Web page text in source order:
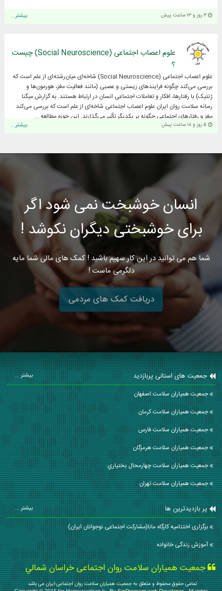
۳ روز و ۱۳ ساعت پیش بیشتر...
علوم اعصاب اجتماعی (Social Neuroscience) چیست
؟
علوم اعصاب اجتماعی (Social Neuroscience) شاخه‌ای میان‌رشته‌ای از علم است که
بررسی می‌کند چگونه فرایندهای زیستی و عصبی (مانند فعالیت مغز، هورمون‌ها و
ژنتیک) با رفتارها، افکار و تعاملات اجتماعی انسان در ارتباط هستند. به گزارش میگنا
رسانه سلامت روان ایران علوم اعصاب اجتماعی شاخه‌ای از علم است که بررسی می‌کند
مغز و رفتارهای اجتماعی چگونه بر یکدیگر تأثیر می‌گذارند. این حوزه مطالعه ...
۵ روز و ۱۸ ساعت پیش بیشتر...
انسان خوشبخت نمی شود اگر
برای خوشبختی دیگران نکوشد !
شما هم می توانید در این کار سهیم باشید ! کمک های مالی شما مایه
دلگرمی ماست !
دریافت کمک های مردمی
جمعیت های استانی پربازدید بیشتر ...
جمعیت همیاران سلامت اصفهان
جمعیت همیاران سلامت كرمان
جمعیت همیاران سلامت فارس
جمعیت همیاران سلامت هرمزگان
جمعیت همیاران سلامت چهارمحال بختياري
جمعیت همیاران سلامت تهران
پر بازدیدترین ها بیشتر ...
برگزاری اختتامیه کارگاه مانا(مشارکت اجتماعی نوجوانان ایران)
آموزش زندگی خانواده
جمعیت همیاران سلامت روان اجتماعی خراسان شمالي
تمامی حقوق محفوظ و متعلق بهجمعیت همیاران سلامت روان اجتماعی ایرانمی باشد .